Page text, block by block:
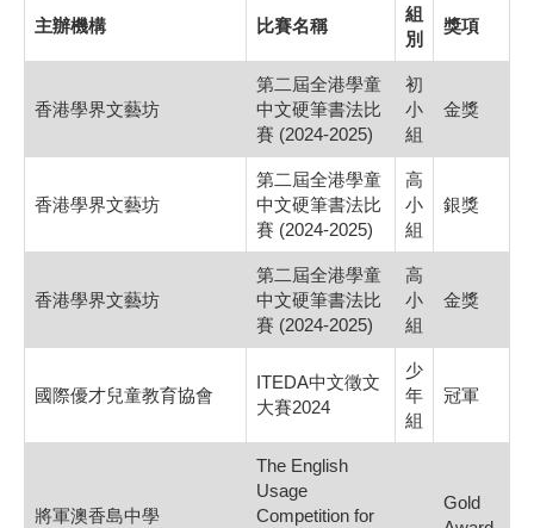
主辦機構 比賽名稱
組
別
獎項
香港學界文藝坊
第二屆全港學童
中文硬筆書法比
賽 (2024-2025)
初
小
組
金獎
香港學界文藝坊
第二屆全港學童
中文硬筆書法比
賽 (2024-2025)
高
小
組
銀獎
香港學界文藝坊
第二屆全港學童
中文硬筆書法比
賽 (2024-2025)
高
小
組
金獎
國際優才兒童教育協會
ITEDA中文徵文
大賽2024
少
年
組
冠軍
將軍澳香島中學
The English
Usage
Competition for
Gold